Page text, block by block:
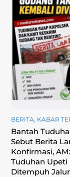
BERITA, KABAR
Bantah
Sebut Berita
Konfirmasi,
Tuduhan Upeti
Ditempuh